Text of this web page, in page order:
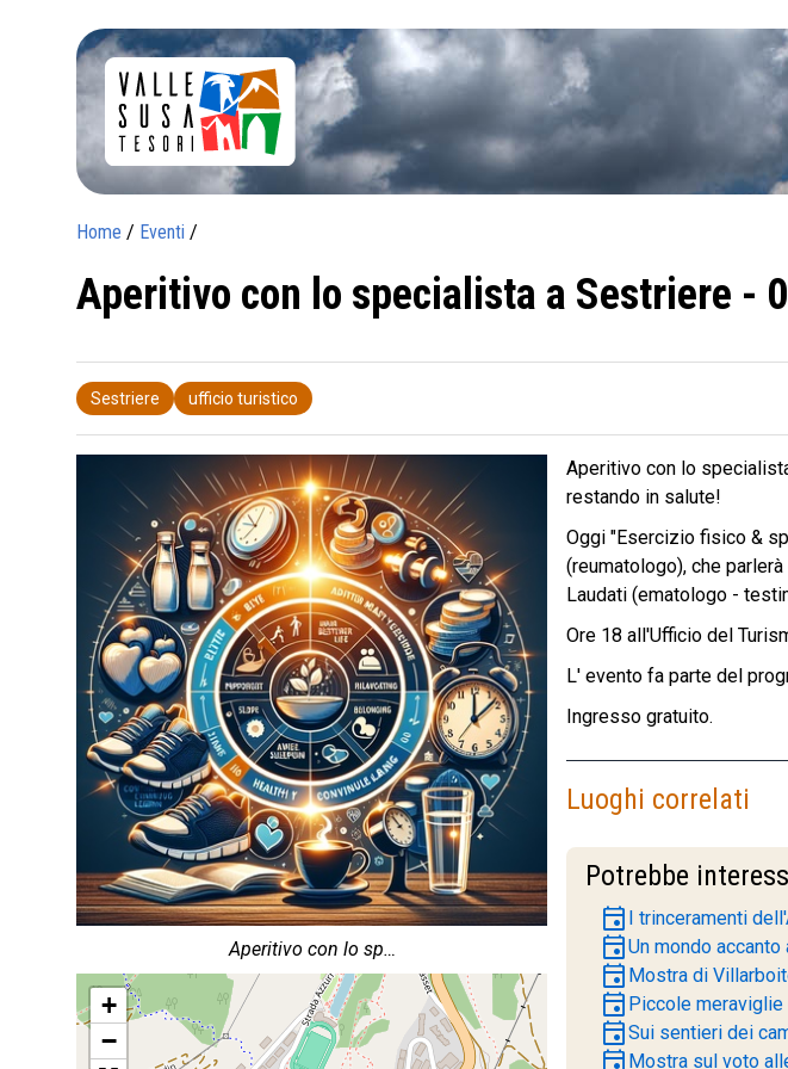
Home / Eventi /
Aperitivo con lo specialista a Sestriere -
Sestriere ufficio turistico
Aperitivo con lo sp…
+
−
Aperitivo con lo
restando in salute!
Oggi "Esercizio fisico &
(reumatologo), che
Laudati (ematologo -
Ore 18 all'Ufficio del
L' evento fa parte del
Ingresso gratuito.
Luoghi correlati
Potrebbe
event I trinceramenti
eventUn mondo accanto
event Mostra di
event Piccole meraviglie
eventSui sentieri dei
event Mostra sul voto